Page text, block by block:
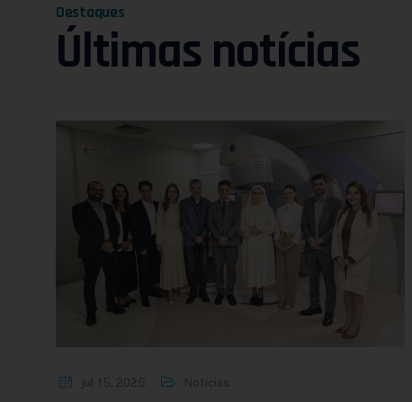
Destaques
Últimas notícias